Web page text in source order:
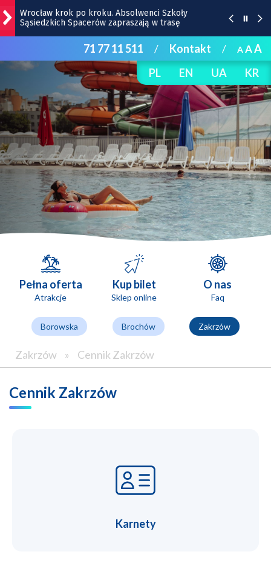
Wrocław krok po kroku. Absolwenci Szkoły
Sąsiedzkich Spacerów zapraszają w trasę
Bezpłatny koncert TeDe w Hucie! To kolejna odsłona
Dolnośląskich Koncertów Letnich [SZCZEGÓŁY]
Przedstawiamy bohaterów Super Meczu 2026:
drużyna Milanu i jej gwiazdy
Gwiazdy wystąpią na Dworcu Głównym we Wrocławiu
| TERMINY
Kamienica z Nadodrza po remoncie zyska windę! To
będzie duża metamorfoza
71 77 11 511 / Kontakt / AAA
PL
EN UA KR
Pełna oferta
Atrakcje
Kup bilet
Sklep online
O nas
Faq
Borowska Brochów Zakrzów
Zakrzów » Cennik Zakrzów
Cennik Zakrzów
Karnety